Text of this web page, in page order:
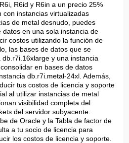
R6id y R6in a un precio 25%
con instancias virtualizadas
de metal desnudo, puedes
en una sola instancia de
costos utilizando la función de
las bases de datos que se
y una instancia
en bases de datos
db.r7i.metal-24xl. Además,
tus costos de licencia y soporte
al utilizar instancias de metal
visibilidad completa del
del servidor subyacente.
de Oracle y la Tabla de factor de
a tu socio de licencia para
los costos de licencia y soporte.